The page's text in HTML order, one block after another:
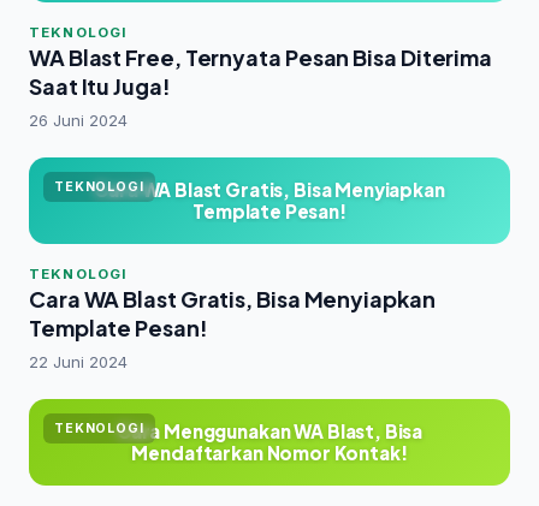
TEKNOLOGI
WA Blast Free, Ternyata Pesan Bisa Diterima
Saat Itu Juga!
26 Juni 2024
TEKNOLOGI
Cara WA Blast Gratis, Bisa Menyiapkan
Template Pesan!
TEKNOLOGI
Cara WA Blast Gratis, Bisa Menyiapkan
Template Pesan!
22 Juni 2024
TEKNOLOGICara Menggunakan WA Blast, Bisa
Mendaftarkan Nomor Kontak!